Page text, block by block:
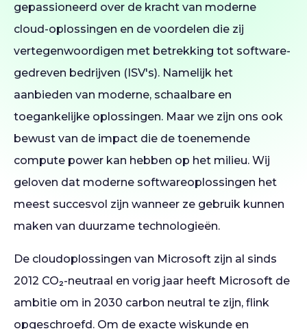
gepassioneerd over de kracht van moderne
cloud-oplossingen en de voordelen die zij
vertegenwoordigen met betrekking tot software-
gedreven bedrijven (ISV's). Namelijk het
aanbieden van moderne, schaalbare en
toegankelijke oplossingen. Maar we zijn ons ook
bewust van de impact die de toenemende
compute power kan hebben op het milieu. Wij
geloven dat moderne softwareoplossingen het
meest succesvol zijn wanneer ze gebruik kunnen
maken van duurzame technologieën.
De cloudoplossingen van Microsoft zijn al sinds
2012 CO₂-neutraal en vorig jaar heeft Microsoft de
ambitie om in 2030 carbon neutral te zijn, flink
opgeschroefd. Om de exacte wiskunde en